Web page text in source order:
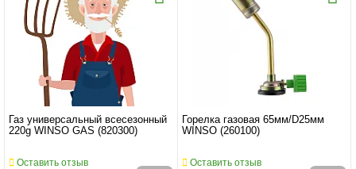
Газ универсальный всесезонный
220g WINSO GAS (820300)
Оставить отзыв
Горелка газовая 65мм/D25мм
WINSO (260100)
Оставить отзыв